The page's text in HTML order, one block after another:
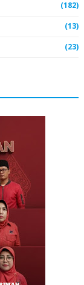
(182)
(13)
(23)